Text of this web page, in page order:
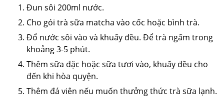
Đun sôi 200ml nước.
Cho gói trà sữa matcha vào cốc hoặc bình trà.
Đổ nước sôi vào và khuấy đều. Để trà ngấm trong
khoảng 3-5 phút.
Thêm sữa đặc hoặc sữa tươi vào, khuấy đều cho
đến khi hòa quyện.
Thêm đá viên nếu muốn thưởng thức trà sữa lạnh.